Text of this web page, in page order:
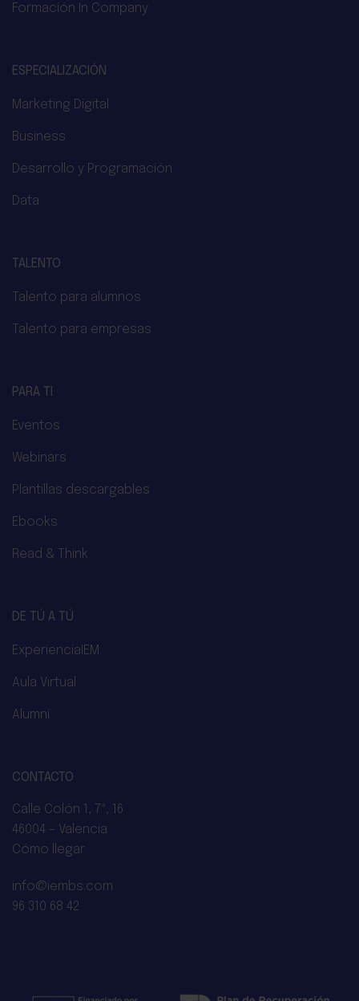
Formación In Company
ESPECIALIZACIÓN
Marketing Digital
Business
Desarrollo y Programación
Data
TALENTO
Talento para alumnos
Talento para empresas
PARA TI
Eventos
Webinars
Plantillas descargables
Ebooks
Read & Think
DE TÚ A TÚ
ExperienciaIEM
Aula Virtual
Alumni
CONTACTO
Calle Colón 1, 7ª, 16
46004 – Valencia
Cómo llegar
info@iembs.com
96 310 68 42